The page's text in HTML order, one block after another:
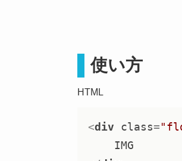
使い方
HTML
<div class=